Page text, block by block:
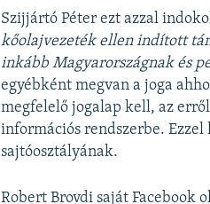
Szijjártó Péter ezt azzal
kőolajvezeték ellen indított
inkább Magyarországnak és
egyébként megvan a joga
megfelelő jogalap kell, az
információs rendszerbe.
sajtóosztályának.
Robert Brovdi saját Facebook